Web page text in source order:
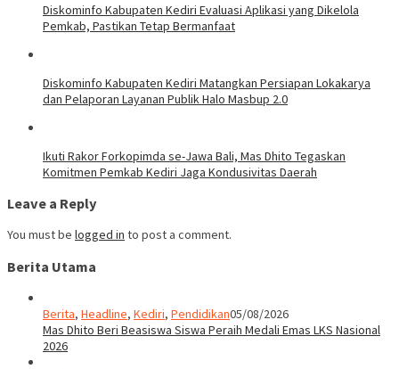
Diskominfo Kabupaten Kediri Evaluasi Aplikasi yang Dikelola
Pemkab, Pastikan Tetap Bermanfaat
Diskominfo Kabupaten Kediri Matangkan Persiapan Lokakarya
dan Pelaporan Layanan Publik Halo Masbup 2.0
Ikuti Rakor Forkopimda se-Jawa Bali, Mas Dhito Tegaskan
Komitmen Pemkab Kediri Jaga Kondusivitas Daerah
Leave a Reply
You must be logged in to post a comment.
Berita Utama
Berita, Headline, Kediri, Pendidikan05/08/2026
Mas Dhito Beri Beasiswa Siswa Peraih Medali Emas LKS Nasional
2026